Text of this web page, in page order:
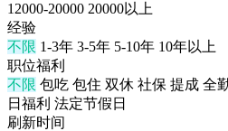
12000-20000 20000以上
经验
不限 1-3年 3-5年 5-10年 10年以上
职位福利
不限 包吃 包住 双休 社保 提成 全
日福利 法定节假日
刷新时间